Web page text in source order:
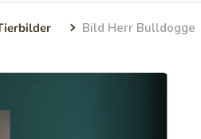
Bild Herr Bulldogge